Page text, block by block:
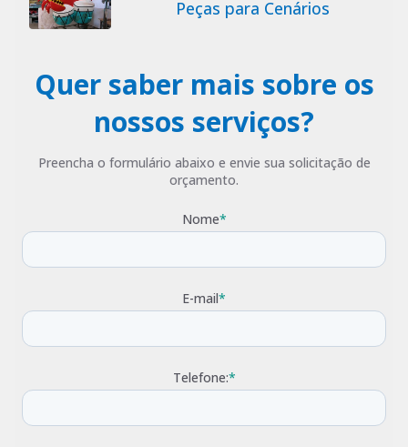
Peças para Cenários
Quer saber mais sobre os
nossos serviços?
Preencha o formulário abaixo e envie sua solicitação de
orçamento.
Nome*
E-mail*
Telefone:*